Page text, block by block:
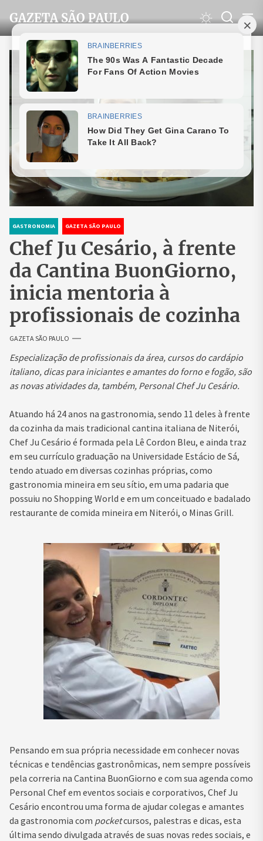
to
the
content
GAZETA SÃO PAULO
GASTRONOMIA GAZETA SÃO PAULO
Chef Ju Cesário, à frente
da Cantina BuonGiorno,
inicia mentoria à
profissionais de cozinha
GAZETA SÃO PAULO
Especialização de profissionais da área, cursos do cardápio
italiano, dicas para iniciantes e amantes do forno e fogão, são
as novas atividades da, também, Personal Chef Ju Cesário.
Atuando há 24 anos na gastronomia, sendo 11 deles à frente
da cozinha da mais tradicional cantina italiana de Niterói,
Chef Ju Cesário é formada pela Lê Cordon Bleu, e ainda traz
em seu currículo graduação na Universidade Estácio de Sá,
tendo atuado em diversas cozinhas próprias, como
gastronomia mineira em seu sítio, em uma padaria que
possuiu no Shopping World e em um conceituado e badalado
restaurante de comida mineira em Niterói, o Minas Grill.
Pensando em sua própria necessidade em conhecer novas
técnicas e tendências gastronômicas, nem sempre possíveis
pela correria na Cantina BuonGiorno e com sua agenda como
Personal Chef em eventos sociais e corporativos, Chef Ju
Cesário encontrou uma forma de ajudar colegas e amantes
da gastronomia com pocketcursos, palestras e dicas, esta
última sendo divulgada através de suas novas redes sociais, e